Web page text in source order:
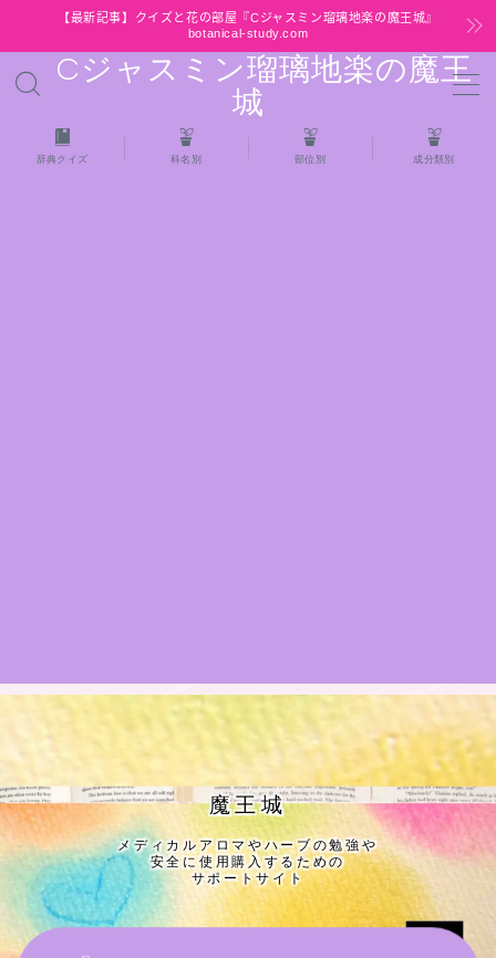
【最新記事】クイズと花の部屋『Cジャスミン瑠璃地楽の魔王城』
botanical-study.com
Cジャスミン瑠璃地楽の魔王
城
MENU
HOME
公式ウェブサイト『Botanical Study』
Cジャスミン瑠璃地楽の主な活動先リンク集
プロフィール
アロマハーブアンケート
辞典クイズ 科名別 部位別 成分類別
魔王城
メディカルアロマやハーブの勉強や
安全に使用購入するための
サポートサイト